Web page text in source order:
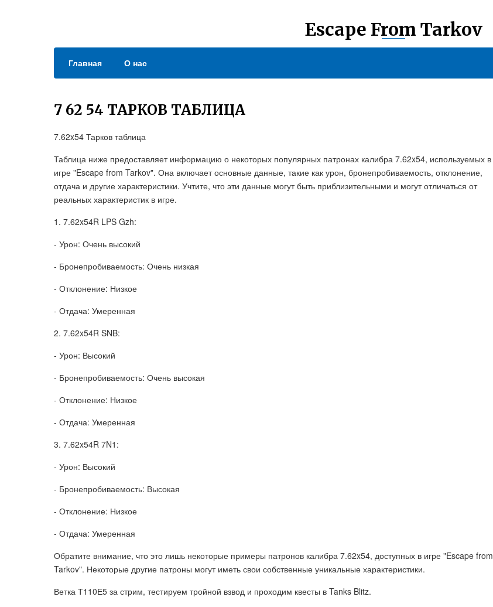
Escape From Tarkov
Главная О нас
7 62 54 ТАРКОВ ТАБЛИЦА
7.62x54 Тарков таблица
Таблица ниже предоставляет информацию о некоторых популярных патронах калибра 7.62x54, используемых в
игре "Escape from Tarkov". Она включает основные данные, такие как урон, бронепробиваемость, отклонение,
отдача и другие характеристики. Учтите, что эти данные могут быть приблизительными и могут отличаться от
реальных характеристик в игре.
1. 7.62x54R LPS Gzh:
- Урон: Очень высокий
- Бронепробиваемость: Очень низкая
- Отклонение: Низкое
- Отдача: Умеренная
2. 7.62x54R SNB:
- Урон: Высокий
- Бронепробиваемость: Очень высокая
- Отклонение: Низкое
- Отдача: Умеренная
3. 7.62x54R 7N1:
- Урон: Высокий
- Бронепробиваемость: Высокая
- Отклонение: Низкое
- Отдача: Умеренная
Обратите внимание, что это лишь некоторые примеры патронов калибра 7.62x54, доступных в игре "Escape from
Tarkov". Некоторые другие патроны могут иметь свои собственные уникальные характеристики.
Ветка Т110Е5 за стрим, тестируем тройной взвод и проходим квесты в Tanks Blitz.